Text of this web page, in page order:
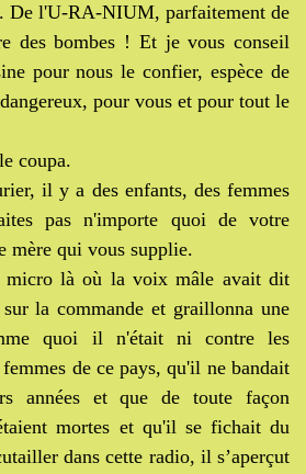
De l'U-RA-NIUM, parfaitement de
des bombes ! Et je vous conseil
pour nous le confier, espèce de
pour vous et pour tout le
coupa.
il y a des enfants, des femmes
pas n'importe quoi de votre
mère qui vous supplie.
micro là où la voix mâle avait dit
la commande et graillonna une
quoi il n'était ni contre les
de ce pays, qu'il ne bandait
années et que de toute façon
mortes et qu'il se fichait du
dans cette radio, il s’aperçut